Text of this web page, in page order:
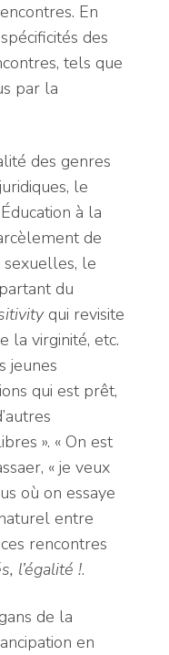
En
des
tels que
par la
des genres
le
à la
de
le
du
qui revisite
la virginité, etc.
jeunes
qui est prêt,
». « On est
« je veux
où on essaye
entre
rencontres
l’égalité !.
de la
en